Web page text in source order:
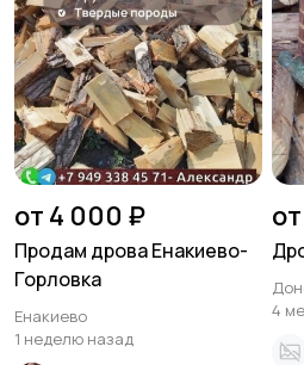
Столы и стулья
Шкафы и комоды
от 4 000 ₽
Продам дрова Енакиево-
Горловка
Енакиево
1 неделю назад
4